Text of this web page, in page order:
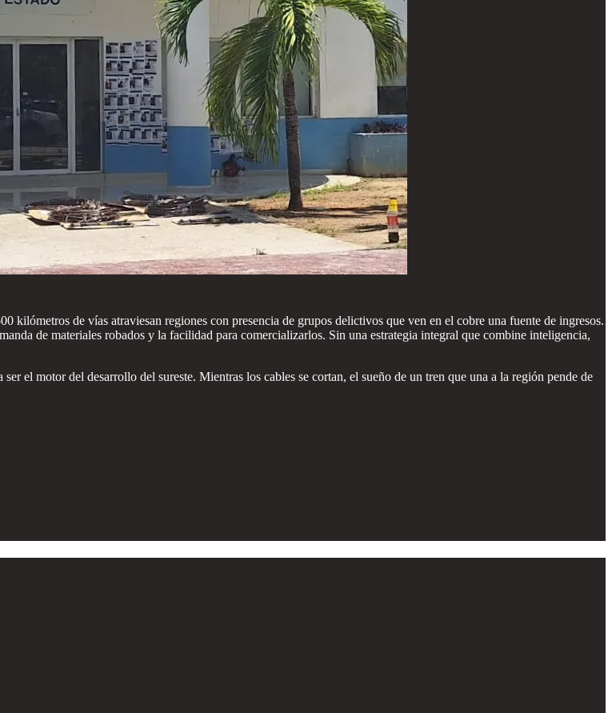
kilómetros de vías atraviesan regiones con presencia de grupos delictivos que ven en el cobre una fuente de ingresos.
de materiales robados y la facilidad para comercializarlos. Sin una estrategia integral que combine inteligencia,
el motor del desarrollo del sureste. Mientras los cables se cortan, el sueño de un tren que una a la región pende de